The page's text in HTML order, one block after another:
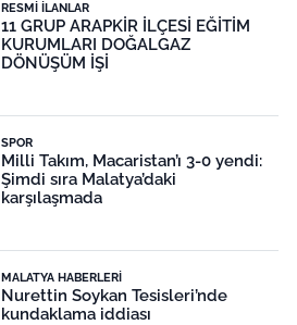
RESMI İLANLAR
11 GRUP ARAPKİR İLÇESİ EĞİTİM
KURUMLARI DOĞALGAZ
DÖNÜŞÜM İŞİ
SPOR
Milli Takım, Macaristan’ı 3-0 yendi:
Şimdi sıra Malatya’daki
karşılaşmada
MALATYA HABERLERI
Nurettin Soykan Tesisleri’nde
kundaklama iddiası